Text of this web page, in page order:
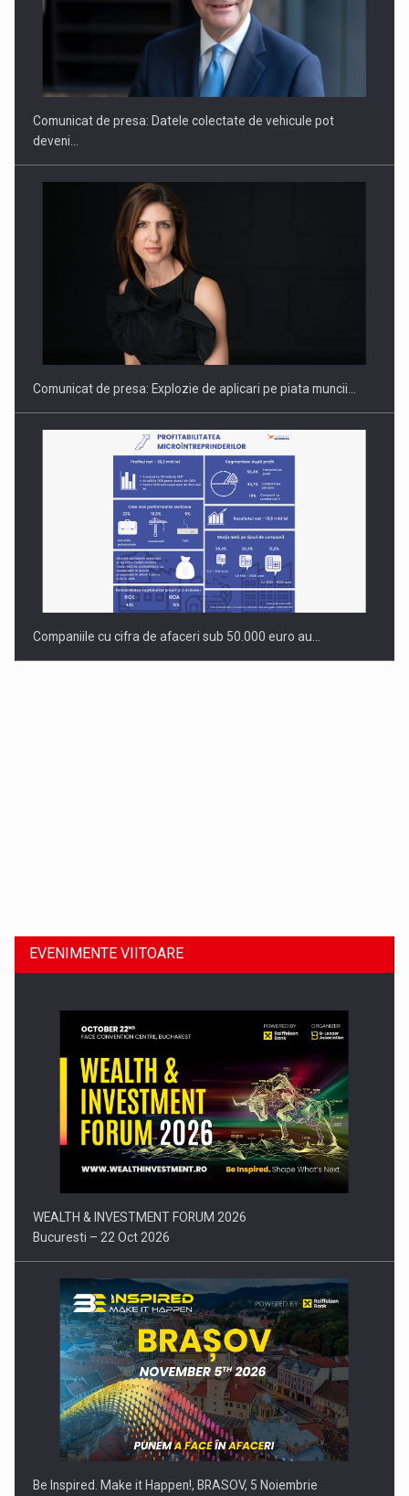
ROOTED IN ROMANIA, BUILT TO DELIVER TECHNOLOGY FOR
PUTTING ROMANIAN CORPORATE COMPANIES ON THE
INTERNATIONAL BUSINESS SCENE
Comunicat de presa: Datele colectate de vehicule pot
deveni…
Comunicat de presa: Explozie de aplicari pe piata muncii…
Companiile cu cifra de afaceri sub 50.000 euro au…
Comunicat de presa: Joburile part-time reincep sa intre pe…
EVENIMENTE VIITOARE
WEALTH & INVESTMENT FORUM 2026
Bucuresti – 22 Oct 2026
Be Inspired. Make it Happen!, BRASOV, 5 Noiembrie